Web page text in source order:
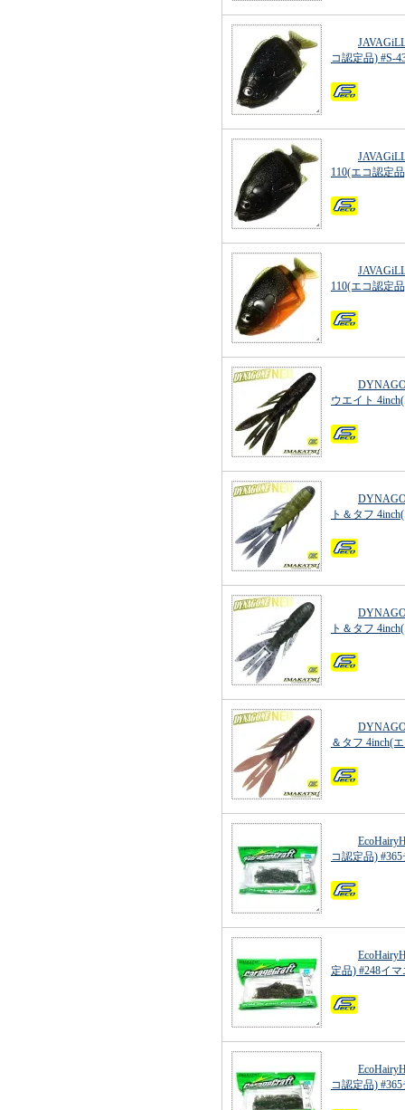
コ認定品) #S-
110(エコ認定
110(エコ認定
ウエイト
ト＆タフ
ト＆タフ
＆タフ 4inch(
コ認定品)
定品) #248イ
コ認定品)